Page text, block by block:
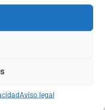
Aviso legal